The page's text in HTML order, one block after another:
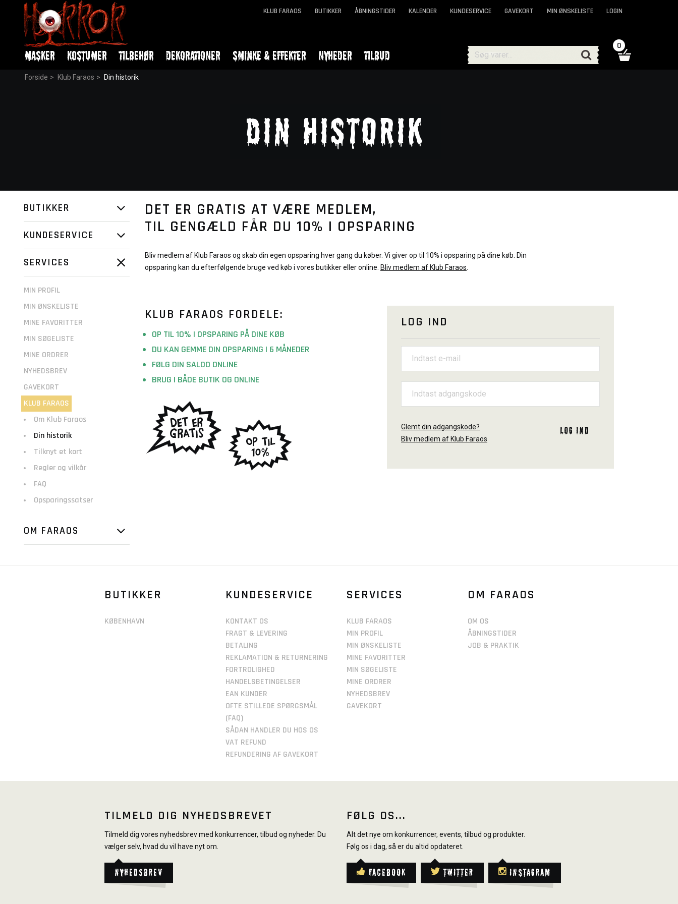
Forside > Klub Faraos > Din historik
Din historik
BUTIKKER
KUNDESERVICE
SERVICES
MIN PROFIL
MIN ØNSKELISTE
MINE FAVORITTER
MIN SØGELISTE
MINE ORDRER
NYHEDSBREV
GAVEKORT
KLUB FARAOS
Om Klub Faraos
Din historik
Tilknyt et kort
Regler og vilkår
FAQ
Opsparingssatser
OM FARAOS
DET ER GRATIS AT VÆRE MEDLEM,
TIL GENGÆLD FÅR DU 10% I OPSPARING
Bliv medlem af Klub Faraos og skab din egen opsparing hver gang du køber. Vi giver op til 10% i opsparing på dine køb. Din
opsparing kan du efterfølgende bruge ved køb i vores butikker eller online. Bliv medlem af Klub Faraos
KLUB FARAOS FORDELE:
OP TIL 10% I OPSPARING PÅ DINE KØB
DU KAN GEMME DIN OPSPARING I 6 MÅNEDER
FØLG DIN SALDO ONLINE
BRUG I BÅDE BUTIK OG ONLINE
LOG IND
Glemt din adgangskode?
Bliv medlem af Klub Faraos
Log ind
KLUB FARAOS BUTIKKER ÅBNINGSTIDER KALENDER KUNDESERVICE GAVEKORT MIN ØNSKELISTE LOGIN
MASKER KOSTUMER TILBEHØR DEKORATIONER SMINKE & EFFEKTER NYHEDER TILBUD
0
BUTIKKER
KØBENHAVN
KUNDESERVICE
KONTAKT OS
FRAGT & LEVERING
BETALING
REKLAMATION & RETURNERING
FORTROLIGHED
HANDELSBETINGELSER
EAN KUNDER
OFTE STILLEDE SPØRGSMÅL
(FAQ)
SÅDAN HANDLER DU HOS OS
VAT REFUND
REFUNDERING AF GAVEKORT
SERVICES
KLUB FARAOS
MIN PROFIL
MIN ØNSKELISTE
MINE FAVORITTER
MIN SØGELISTE
MINE ORDRER
NYHEDSBREV
GAVEKORT
OM FARAOS
OM OS
ÅBNINGSTIDER
JOB & PRAKTIK
TILMELD DIG NYHEDSBREVET
Tilmeld dig vores nyhedsbrev med konkurrencer, tilbud og nyheder. Du
vælger selv, hvad du vil have nyt om.
Nyhedsbrev
FØLG OS...
Alt det nye om konkurrencer, events, tilbud og produkter.
Følg os i dag, så er du altid opdateret.
Facebook Twitter Instagram